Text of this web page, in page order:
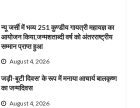
न्यू जर्सी में भव्य 251 कुण्डीय गायत्री महायज्ञ का
आयोजन किया,जन्मशताब्दी वर्ष को अंतरराष्ट्रीय
सम्मान प्राप्त हुआ
August 4, 2026
जड़ी-बूटी दिवस’ के रूप में मनाया आचार्य बालकृष्ण
का जन्मदिवस
August 4, 2026